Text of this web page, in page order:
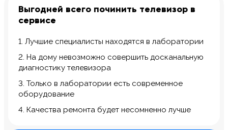
Выгодней всего починить телевизор в
сервисе
1. Лучшие специалисты находятся в лаборатории
2. На дому невозможно совершить досканальную
диагностику телевизора
3. Только в лаборатории есть современное
оборудование
4. Качества ремонта будет несомненно лучше